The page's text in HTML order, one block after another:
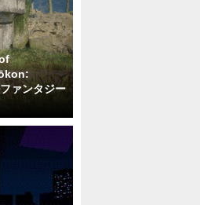
ァンタジー